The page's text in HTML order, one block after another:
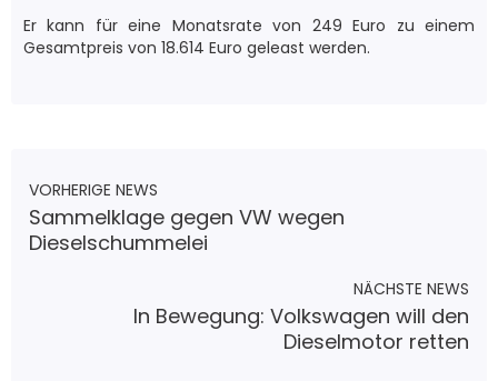
Er kann für eine Monatsrate von 249 Euro zu einem
Gesamtpreis von 18.614 Euro geleast werden.
VORHERIGE NEWS
Sammelklage gegen VW wegen
Dieselschummelei
NÄCHSTE NEWS
In Bewegung: Volkswagen will den
Dieselmotor retten